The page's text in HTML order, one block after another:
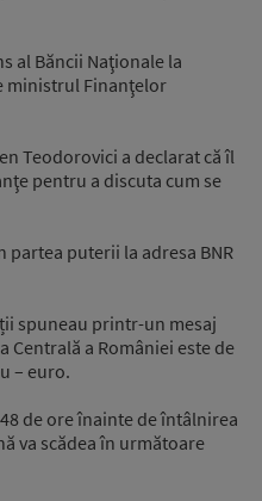
al Băncii Naţionale la
ministrul Finanţelor
Teodorovici a declarat că îl
pentru a discuta cum se
puterii la adresa BNR
spuneau printr-un mesaj
Centrală a României este de
– euro.
de ore înainte de întâlnirea
va scădea în următoare